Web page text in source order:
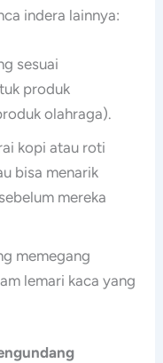
indera lainnya:
sesuai
produk
olahraga).
kopi atau roti
bisa menarik
mereka
memegang
lemari kaca yang